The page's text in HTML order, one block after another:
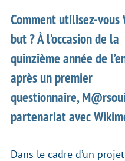
Comment utilisez-vous
but ? À l’occasion de la
quinzième année de
après un premier
questionnaire,
partenariat avec
Dans le cadre d’un